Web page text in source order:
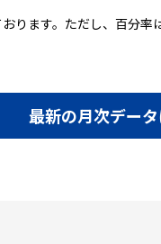
ります。ただし、百分率
最新の月次デー